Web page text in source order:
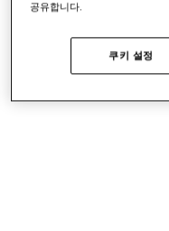
공유합니다.
쿠키 설정